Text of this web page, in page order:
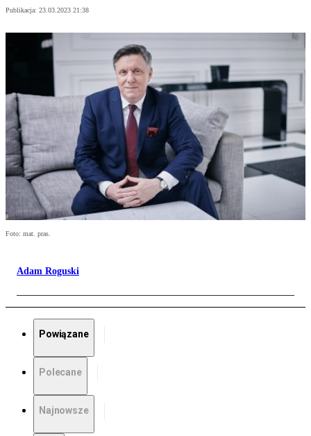
Publikacja: 23.03.2023 21:38
Foto: mat. pras.
Adam Roguski
Powiązane
Polecane
Najnowsze